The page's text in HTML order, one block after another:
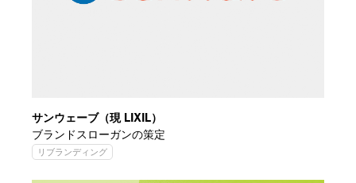
サンウェーブ（現 LIXIL）
ブランドスローガンの策定
リブランディング